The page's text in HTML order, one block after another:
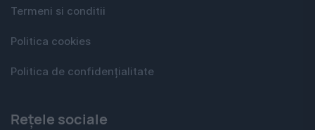
Termeni si conditii
Politica cookies
Politica de confidențialitate
Rețele sociale